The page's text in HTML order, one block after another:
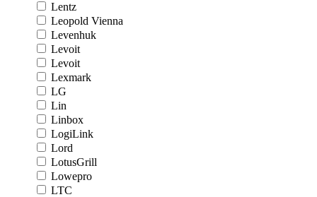
Lentz
Leopold Vienna
Levenhuk
Levoit
Levoit
Lexmark
LG
Lin
Linbox
LogiLink
Lord
LotusGrill
Lowepro
LTC